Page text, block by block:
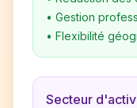
• Gestion
• Flexibilité
Secteur